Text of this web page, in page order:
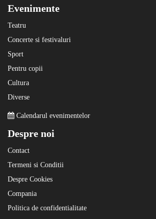
Evenimente
Teatru
Concerte si festivaluri
Sport
Pentru copii
Cultura
Diverse
Calendarul evenimentelor
Despre noi
Contact
Termeni si Conditii
Despre Cookies
Compania
Politica de confidentialitate